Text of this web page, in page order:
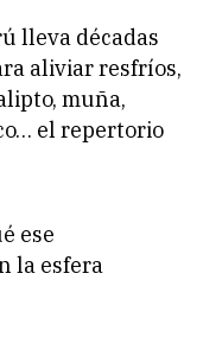
lleva décadas
aliviar resfríos,
muña,
el repertorio
ese
la esfera